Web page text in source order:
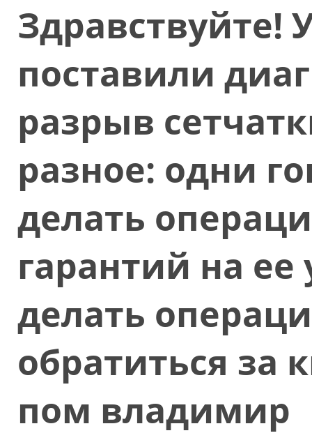
Здравствуйте!
поставили
разрыв
разное: одни
делать
гарантий на ее
делать
обратиться за
пом владимир